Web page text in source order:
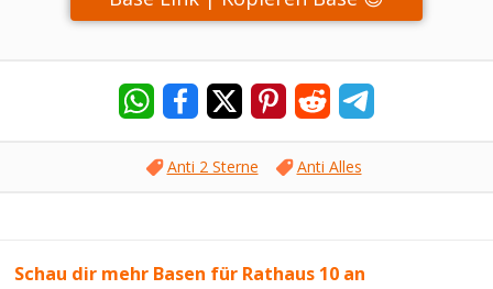
Anti 2 Sterne Anti Alles
Schau dir mehr Basen für Rathaus 10 an